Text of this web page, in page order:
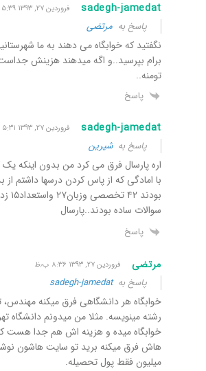
sadegh-jamedat فروردین ۲۷, ۱۳۹۳ ۵:۳۹ ب٫ظ
پاسخ به مرتضی
نگفتید که خوابگاه می دهند به ما
تومنه..
پاسخ
sadegh-jamedat فروردین ۲۷, ۱۳۹۳ ۵:۳۱ ب٫ظ
پاسخ بهشیرین
اره پارسال فرق می کرد من بدون اینکه
با امادگی که از پاس کردن درسها داشتم
بودند
سوالات ساده بودند..پارسال
پاسخ
مرتضی فروردین ۲۷, ۱۳۹۳ ۸:۳۶ ب٫ظ
پاسخ بهsadegh-jamedat
خوابگاه هر دانشگاهی فرق میکنه مهندس،
رشته مینویسه. مثلا من میدونم دانشگاه
خوابگاه میده و هزینه اش هم جدا هست
میلیون فقط پول تحصیله.